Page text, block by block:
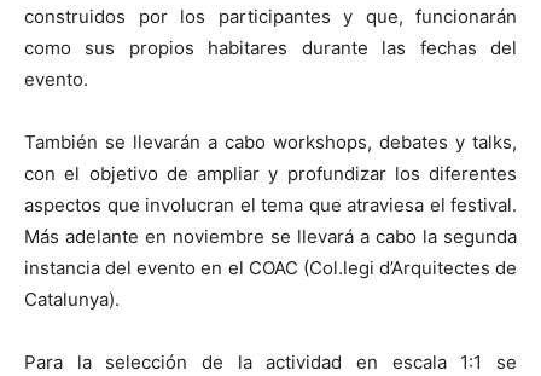
construidos por los participantes y que, funcionarán
como sus propios habitares durante las fechas del
evento.
También se llevarán a cabo workshops, debates y talks,
con el objetivo de ampliar y profundizar los diferentes
aspectos que involucran el tema que atraviesa el festival.
Más adelante en noviembre se llevará a cabo la segunda
instancia del evento en el COAC (Col.legi d’Arquitectes de
Catalunya).
Para la selección de la actividad en escala 1:1 se